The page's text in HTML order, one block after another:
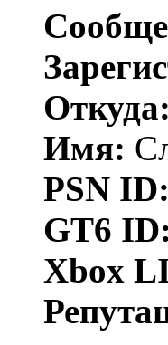
Откуда:
Имя:
PSN ID:
GT6 ID:
Xbox